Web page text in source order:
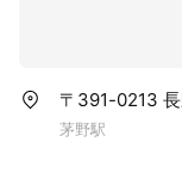
〒391-0213
茅野駅